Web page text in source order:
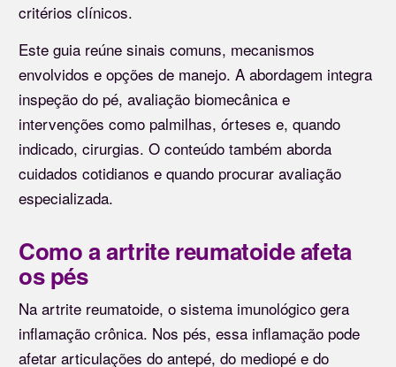
critérios clínicos.
Este guia reúne sinais comuns, mecanismos
envolvidos e opções de manejo. A abordagem integra
inspeção do pé, avaliação biomecânica e
intervenções como palmilhas, órteses e, quando
indicado, cirurgias. O conteúdo também aborda
cuidados cotidianos e quando procurar avaliação
especializada.
Como a artrite reumatoide afeta
os pés
Na artrite reumatoide, o sistema imunológico gera
inflamação crônica. Nos pés, essa inflamação pode
afetar articulações do antepé, do mediopé e do